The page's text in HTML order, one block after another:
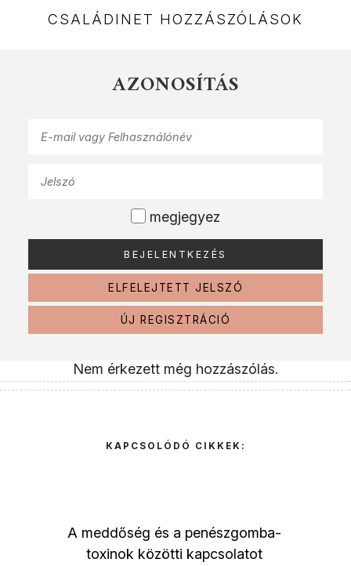
CSALÁDINET HOZZÁSZÓLÁSOK
AZONOSÍTÁS
megjegyez
ELFELEJTETT JELSZÓ
ÚJ REGISZTRÁCIÓ
Nem érkezett még hozzászólás.
KAPCSOLÓDÓ CIKKEK:
A meddőség és a penészgomba-
toxinok közötti kapcsolatot